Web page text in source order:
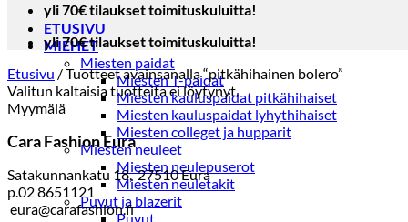
ETUSIVU
MIEHET
Miesten paidat
Miesten T-paidat
Miesten kauluspaidat pitkähihaiset
Miesten kauluspaidat lyhythihaiset
Miesten colleget ja hupparit
Miesten neuleet
Miesten neulepuserot
Miesten neuletakit
Puvut ja blazerit
Puvut
yli 70€ tilaukset toimituskuluitta!
yli 70€ tilaukset toimituskuluitta!
Etusivu /Tuotteet avainsanalla “pitkähihainen bolero”
Valitun kaltaisia tuotteita ei löytynyt.
Myymälä
Cara Fashion Eura
Satakunnankatu 18, 27510 Eura
p.02 8651121
eura@carafashion.fi